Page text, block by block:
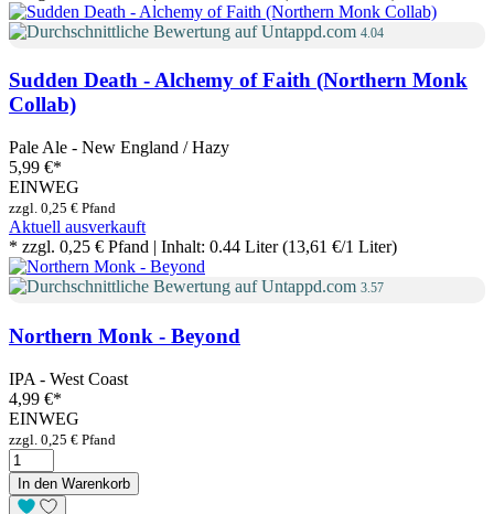
4.04
Sudden Death - Alchemy of Faith (Northern Monk
Collab)
Pale Ale - New England / Hazy
5,99 €*
EINWEG
zzgl. 0,25 € Pfand
Aktuell ausverkauft
* zzgl. 0,25 € Pfand | Inhalt: 0.44 Liter (13,61 €/1 Liter)
3.57
Northern Monk - Beyond
IPA - West Coast
4,99 €*
EINWEG
zzgl. 0,25 € Pfand
In den Warenkorb